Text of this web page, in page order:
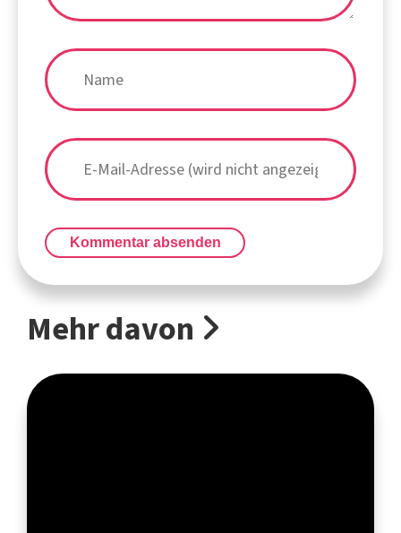
Kommentar absenden
Mehr davon